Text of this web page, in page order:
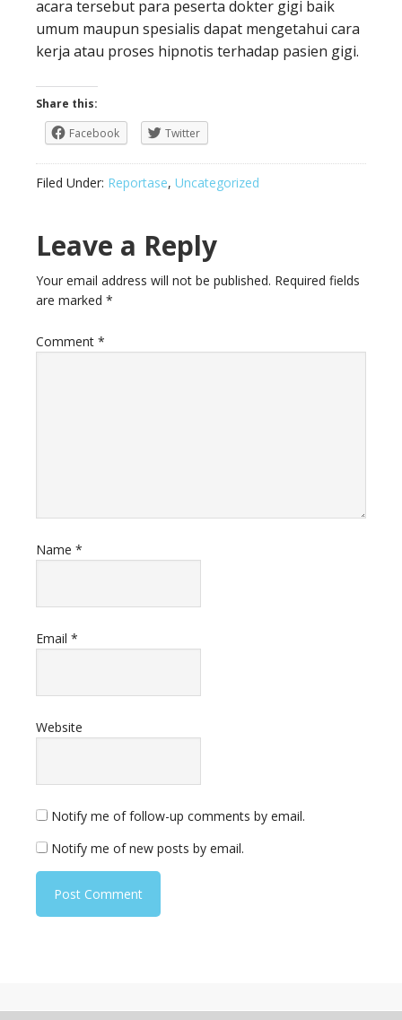
acara tersebut para peserta dokter gigi baik
umum maupun spesialis dapat mengetahui cara
kerja atau proses hipnotis terhadap pasien gigi.
Share this:
Facebook
Twitter
Filed Under: Reportase, Uncategorized
Leave a Reply
Your email address will not be published. Required fields
are marked *
Comment *
Name *
Email *
Website
Notify me of follow-up comments by email.
Notify me of new posts by email.